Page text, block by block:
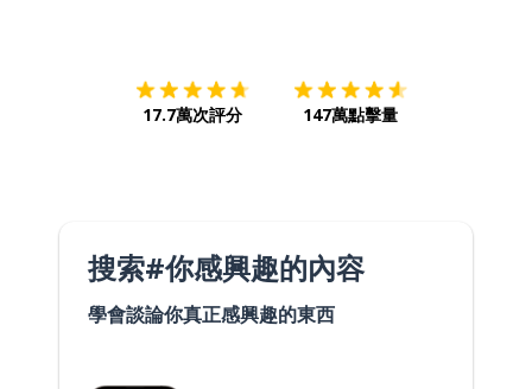
17.7萬次評分 147萬點擊量
搜索#你感興趣的內容
學會談論你真正感興趣的東西